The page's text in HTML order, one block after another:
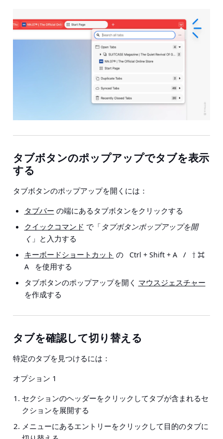
タブボタンのポップアップでタブを表示
する
タブボタンのポップアップを開くには：
タブバー の端にあるタブボタンをクリックする
クイックコマンド で「 タブボタンポップアップを開
く 」と入力する
キーボードショートカット の Ctrl + Shift + A /
⇧ ⌘
A
を使用する
タブボタンのポップアップを開く マウスジェスチャー
を作成する
タブを確認して切り替える
特定のタブを見つけるには：
オプション 1
セクションのヘッダーをクリックしてタブが含まれるセ
クションを展開する
メニューにあるエントリーをクリックして目的のタブに